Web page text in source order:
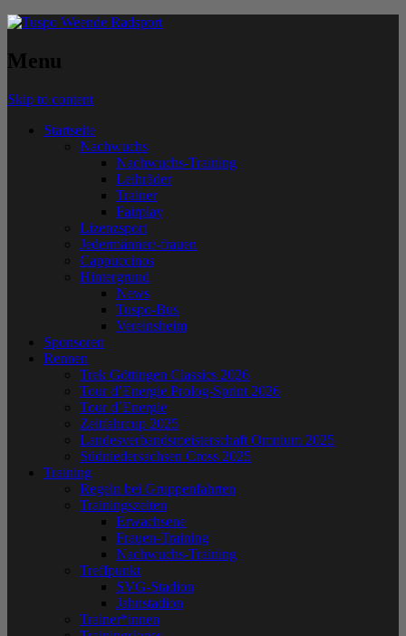
Menu
Skip to content
Startseite
Nachwuchs
Nachwuchs-Training
Leihräder
Trainer
Fairplay
Lizenzsport
Jedermänner/-frauen
Cappuccinos
Hintergrund
News
Tuspo-Bus
Vereinsheim
Sponsoren
Rennen
Trek Göttingen Classics 2026
Tour d’Energie Prolog-Sprint 2026
Tour d´Energie
Zeitfahrcup 2025
Landesverbandsmeisterschaft Omnium 2025
Südniedersachsen Cross 2025
Training
Regeln bei Gruppenfahrten
Trainingszeiten
Erwachsene
Frauen-Training
Nachwuchs-Training
Treffpunkt
SVG-Stadion
Jahnstadion
Trainer*innen